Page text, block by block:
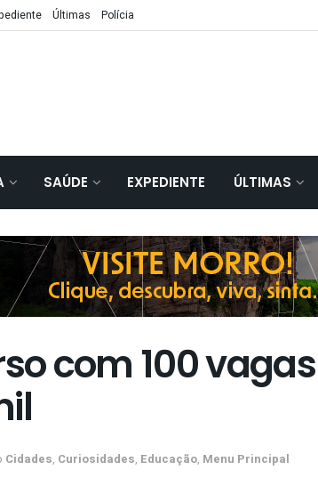
Últimas Polícia
SAÚDE EXPEDIENTE ÚLTIMAS
com 100
Cidades, Curiosidades, Educação, Menu Principal